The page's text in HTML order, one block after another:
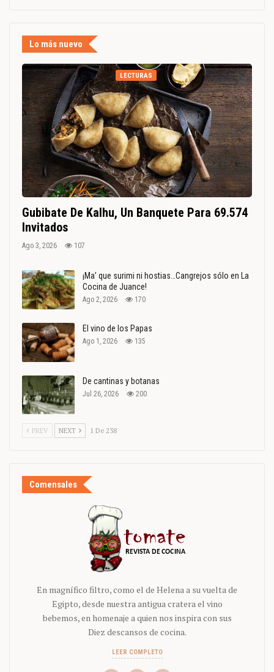
Lo más nuevo
LECTURAS
Gubibate De Kalhu, Un Banquete Para 69.574
Invitados
Ago 3, 2026 107
¡Ma’ que surimi ni hostias…Cangrejos sólo en La
Cocina de Juance!
Ago 2, 2026 170
El vino de los Papas
Ago 1, 2026 135
De cantinas y botanas
Jul 26, 2026 200
PREV NEXT 1 De 238
Comensales
En magnífico filtro, como el de Helena a su vuelta de
Egipto, desde nuestra antigua cratera el vino
bebemos, en homenaje a quien nos inspira con sus
Diez descansos de cocina.
LEER COMPLETO